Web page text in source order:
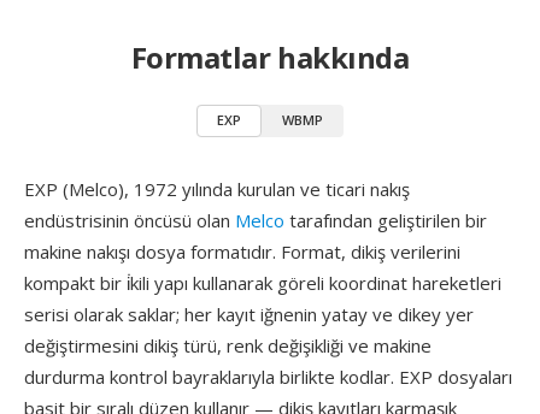
Formatlar hakkında
EXP WBMP
EXP (Melco), 1972 yılında kurulan ve ticari nakış
endüstrisinin öncüsü olan Melco tarafından geliştirilen bir
makine nakışı dosya formatıdır. Format, dikiş verilerini
kompakt bir i̇kili yapı kullanarak göreli koordinat hareketleri
serisi olarak saklar; her kayıt iğnenin yatay ve dikey yer
değiştirmesini dikiş türü, renk değişikliği ve makine
durdurma kontrol bayraklarıyla birlikte kodlar. EXP dosyaları
basit bir sıralı düzen kullanır — dikiş kayıtları karmaşık